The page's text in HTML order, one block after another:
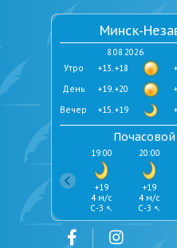
Минск-
8.08.2026
+13..+18
+19..+20
+15..+19
Вечер
День
Утро
19:00
+19
4 м/с
С-З ↖
20:00
+19
4 м/с
С-З ↖